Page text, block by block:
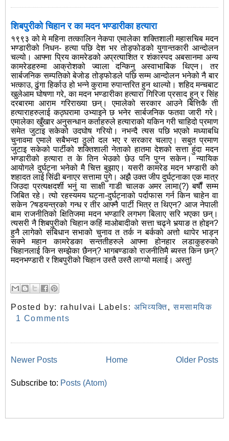
शिबपुरीको चिहान र का मदन भण्डारीका हत्यारा
१९९३ को मे महिना तत्कालिन नेकपा एमालेका शक्तिशाली महासचिब मदन
भण्डारीको निधन- हत्या पछि देश भर तोड्फोडको युगान्तकारी आन्दोलन
चल्यो। आफ्ना प्रिय कामरेडको अप्रत्याशित र शंकास्पद अबसानमा अन्य
कामरेडहरुमा आक्रोशको ज्वाला दन्किनु अस्वाभाबिक थिएन। तर
सार्बजनिक सम्पतिको बेजोड तोड्फोडले पछि सम्म आन्दोलन भनेको नै बार
भत्काउ, ढुंगा हिर्काउ हो भन्ने कुरामा रुपान्तरित हुन थाल्यो। शहिद मन्चबाट
खुलेआम घोषणा गरे, का मदन भण्डारीका हत्यारा गिरिजा प्रसाद हुन् र सिंह
दरबारमा आराम गरिराख्या छन्। एमालेको सरकार आउने बित्तिकै ती
हत्याराहरुलाई कठ्घरामा उभ्याइने छ भनेर सार्बजनिक फतवा जारी गरे।
एमालेका खुँखार अनुसन्धान कर्ताहरुले हत्याराको यकिन गरी चाहिदो प्रमाण
समेत जुटाइ सकेको उदघोष गरियो। नभन्दै त्यस पछि भएको मध्याबधि
चुनावमा एमाले सबैभन्दा ठुलो दल भए र सरकार चलाए। सबुत प्रमाण
जुटाइ सकेको पार्टीको शक्तिशाली नेताको हातमा देशको सत्ता हुंदा मदन
भण्डारीको हत्यारा त के तिन भेउको छेउ पनि पुग्न सकेन। न्यायिक
आयोगले दुर्घट्ना भनेको मै चित्त बुझाए। यसरी कामरेड मदन भण्डारी को
शहादत लाई सिंढी बनाएर सत्तामा पुगे। अझै उक्त जीप दुर्घट्नाका एक मात्र
जिउदा प्रत्यक्षदर्शी भनुं या साक्षी गाडी चालक अमर लामा(?) बर्षौं सम्म
जिबित रहे। त्यो रहस्यमय घट्ना-दुर्घट्नाको पर्दाफास गर्न किन चाहेन वा
सकेन ?षडयन्त्रको गन्ध र तीर आफ्नै पार्टी भित्र त थिएन? आज नेपाली
बाम राजनीतिको क्षितिजमा मदन भण्डारि लगभग बिलाए सरि भएका छन्।
त्यसरी नै शिबपुरीको चिहान कहिं माओबादीको सत्ता चढ्ने भर्‍याङ त होइन?
हुनै लागेको संबिधान सभाको चुनाव त तर्क न बर्कको अत्तो थापेर भाड्न
सक्ने महान कामरेडका सन्ततीहरुले आफ्ना होनहार लडाकुहरुको
चिहानलाई किन सम्झेका छैनन्? भागबण्डाको राजनीतिमै ब्यस्त किन छन्?
मदनभण्डारी र शिबपुरीको चिहान उस्तै उस्तै लाग्यो मलाई। अस्तु!
Posted by: rahulvai Labels: अभिव्यक्ति,समसामयिक
1 Comments
Newer Posts Older Posts
Home
Subscribe to: Posts (Atom)